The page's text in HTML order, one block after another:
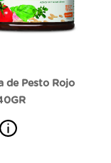
de Pesto Rojo